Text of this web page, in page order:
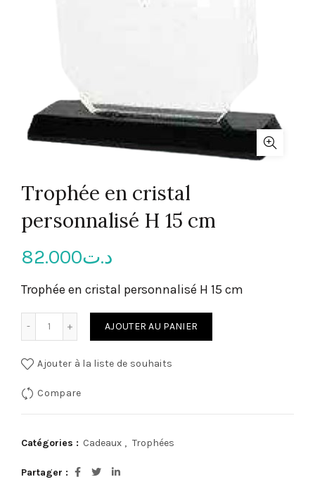
Trophée en cristal
personnalisé H 15 cm
د.ت82.000
Trophée en cristal personnalisé H 15 cm
AJOUTER AU PANIER
Ajouter à la liste de souhaits
Compare
Catégories : Cadeaux , Trophées
Partager